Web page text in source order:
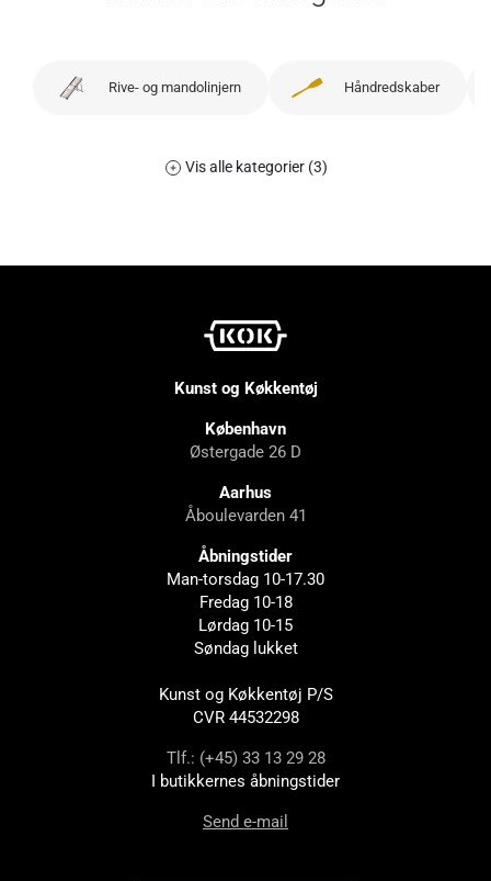
Rive- og mandolinjern Håndredskaber
Vis alle kategorier (3)
Kunst og Køkkentøj
København
Østergade 26 D
Aarhus
Åboulevarden 41
Åbningstider
Man-torsdag 10-17.30
Fredag 10-18
Lørdag 10-15
Søndag lukket
Kunst og Køkkentøj P/S
CVR 44532298
Tlf.: (+45) 33 13 29 28
I butikkernes åbningstider
Send e-mail